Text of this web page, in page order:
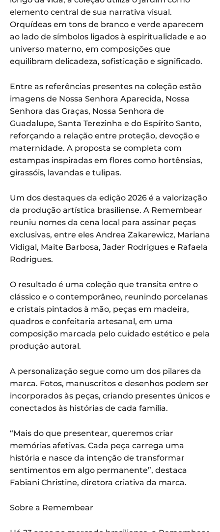
elemento central de sua narrativa visual.
Orquídeas em tons de branco e verde aparecem
ao lado de símbolos ligados à espiritualidade e ao
universo materno, em composições que
equilibram delicadeza, sofisticação e significado.
Entre as referências presentes na coleção estão
imagens de Nossa Senhora Aparecida, Nossa
Senhora das Graças, Nossa Senhora de
Guadalupe, Santa Terezinha e do Espírito Santo,
reforçando a relação entre proteção, devoção e
maternidade. A proposta se completa com
estampas inspiradas em flores como hortênsias,
girassóis, lavandas e tulipas.
Um dos destaques da edição 2026 é a valorização
da produção artística brasiliense. A Remembear
reuniu nomes da cena local para assinar peças
exclusivas, entre eles Andrea Zakarewicz, Mariana
Vidigal, Maite Barbosa, Jader Rodrigues e Rafaela
Rodrigues.
O resultado é uma coleção que transita entre o
clássico e o contemporâneo, reunindo porcelanas
e cristais pintados à mão, peças em madeira,
quadros e confeitaria artesanal, em uma
composição marcada pelo cuidado estético e pela
produção autoral.
A personalização segue como um dos pilares da
marca. Fotos, manuscritos e desenhos podem ser
incorporados às peças, criando presentes únicos e
conectados às histórias de cada família.
“Mais do que presentear, queremos criar
memórias afetivas. Cada peça carrega uma
história e nasce da intenção de transformar
sentimentos em algo permanente”, destaca
Fabiani Christine, diretora criativa da marca.
Sobre a Remembear